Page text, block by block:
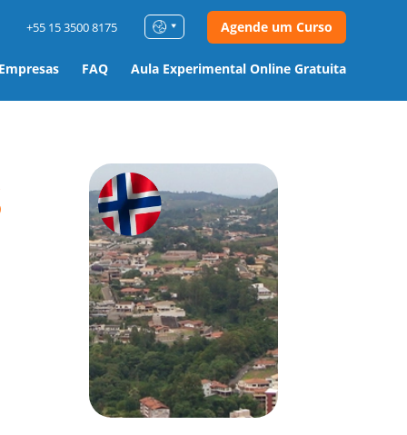
FAQ Aula Experimental Online Gratuita
+55 15 3500 8175 Agende um Curso